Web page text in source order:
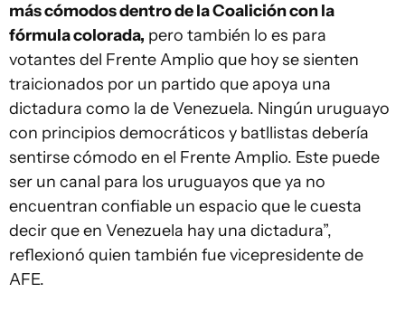
más cómodos dentro de la Coalición con la
fórmula colorada, pero también lo es para
votantes del Frente Amplio que hoy se sienten
traicionados por un partido que apoya una
dictadura como la de Venezuela. Ningún uruguayo
con principios democráticos y batllistas debería
sentirse cómodo en el Frente Amplio. Este puede
ser un canal para los uruguayos que ya no
encuentran confiable un espacio que le cuesta
decir que en Venezuela hay una dictadura”,
reflexionó quien también fue vicepresidente de
AFE.